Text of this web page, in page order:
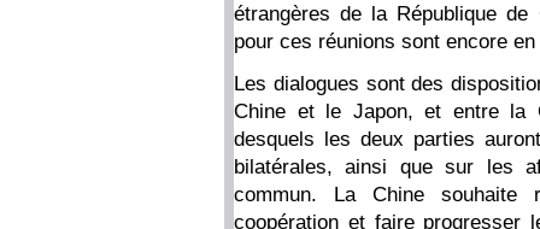
étrangères de la République
pour ces réunions sont encore
Les dialogues sont des
Chine et le Japon, et entre la
desquels les deux parties
bilatérales, ainsi que sur les
commun. La Chine souhaite
coopération et faire progresser